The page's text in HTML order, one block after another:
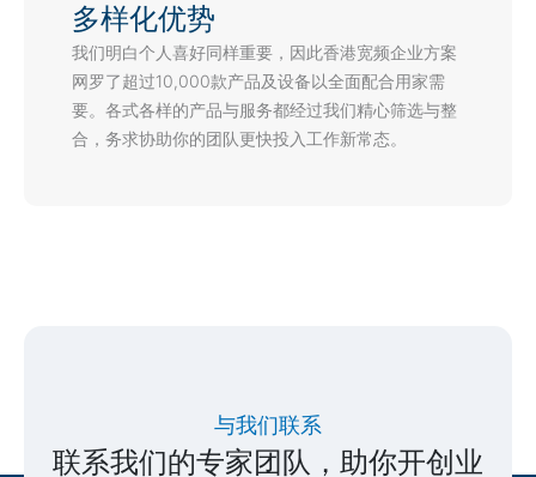
多样化优势
我们明白个人喜好同样重要，因此香港宽频企业方案
网罗了超过10,000款产品及设备以全面配合用家需
要。各式各样的产品与服务都经过我们精心筛选与整
合，务求协助你的团队更快投入工作新常态。
与我们联系
联系我们的专家团队，助你开创业